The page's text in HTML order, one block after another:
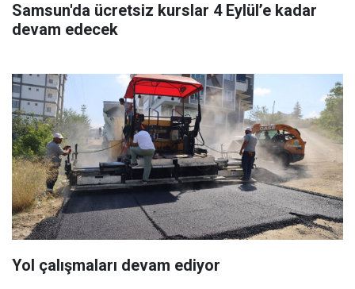
Samsun'da ücretsiz kurslar 4 Eylül’e kadar
devam edecek
Yol çalışmaları devam ediyor